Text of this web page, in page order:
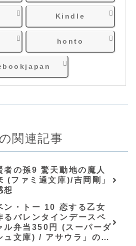
Kindle
honto
関連記事
者の孫9 驚天動地の魔人
(ファミ通文庫)/吉岡剛」
想
ン・トー 10 恋する乙女
るバレンタインデースペ
ル弁当350円 (スーパーダ
ュ文庫) / アサウラ」の感